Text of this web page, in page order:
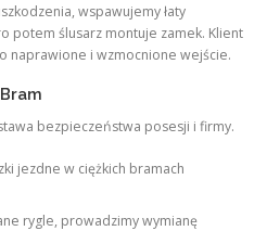
wspawujemy łaty
potem ślusarz montuje zamek. Klient
naprawione i wzmocnione wejście.
bezpieczeństwa posesji i firmy.
jezdne w ciężkich bramach
rygle, prowadzimy wymianę